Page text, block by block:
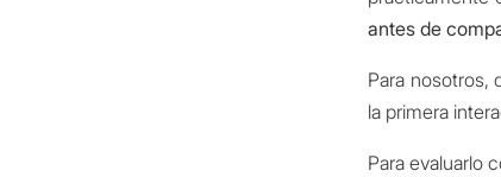
antes de
Para nosotros,
la primera
Para evaluarlo